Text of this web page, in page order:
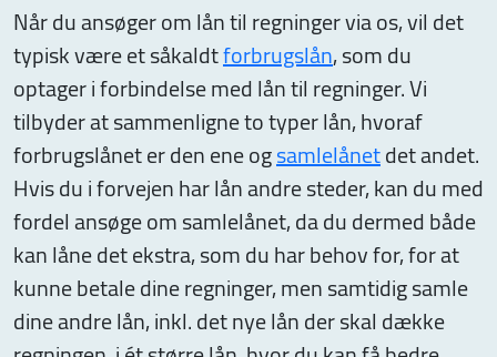
Når du ansøger om lån til regninger via os, vil det
typisk være et såkaldtforbrugslån, som du
optager i forbindelse med lån til regninger. Vi
tilbyder at sammenligne to typer lån, hvoraf
forbrugslånet er den ene ogsamlelånetdet andet.
Hvis du i forvejen har lån andre steder, kan du med
fordel ansøge om samlelånet, da du dermed både
kan låne det ekstra, som du har behov for, for at
kunne betale dine regninger, men samtidig samle
dine andre lån, inkl. det nye lån der skal dække